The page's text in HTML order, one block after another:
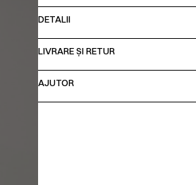
DETALII
LIVRARE ȘI RETUR
AJUTOR